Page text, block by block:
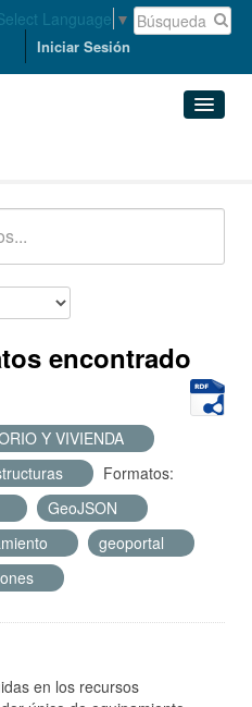
Language ▼
Iniciar Sesión
encontrado
Y VIVIENDA
Formatos:
GeoJSON
geoportal
en los recursos